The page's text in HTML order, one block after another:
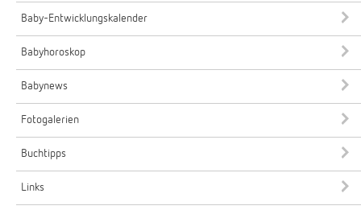
Baby-Entwicklungskalender
Babyhoroskop
Babynews
Fotogalerien
Buchtipps
Links